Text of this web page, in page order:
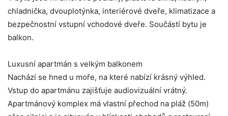
chladnička, dvouplotýnka, interiérové ​​dveře, klimatizace a
bezpečnostní vstupní vchodové dveře. Součástí bytu je
balkon.
Luxusní apartmán s velkým balkonem
Nachází se hned u moře, na které nabízí krásný výhled.
Vstup do apartmánu zajišťuje audiovizuální vrátný.
Apartmánový komplex má vlastní přechod na pláž (50m)